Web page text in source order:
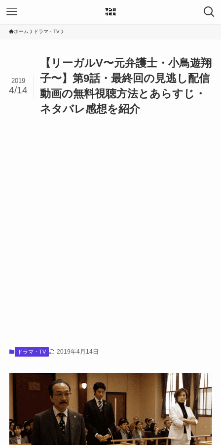
ホーム ドラマ・TV
【リーガルV〜元弁護士・小鳥遊翔
子〜】第9話・最終回の見逃し配信
動画の無料視聴方法とあらすじ・
ネタバレ感想を紹介
2019
4/14
ドラマ・TV 2019年4月14日